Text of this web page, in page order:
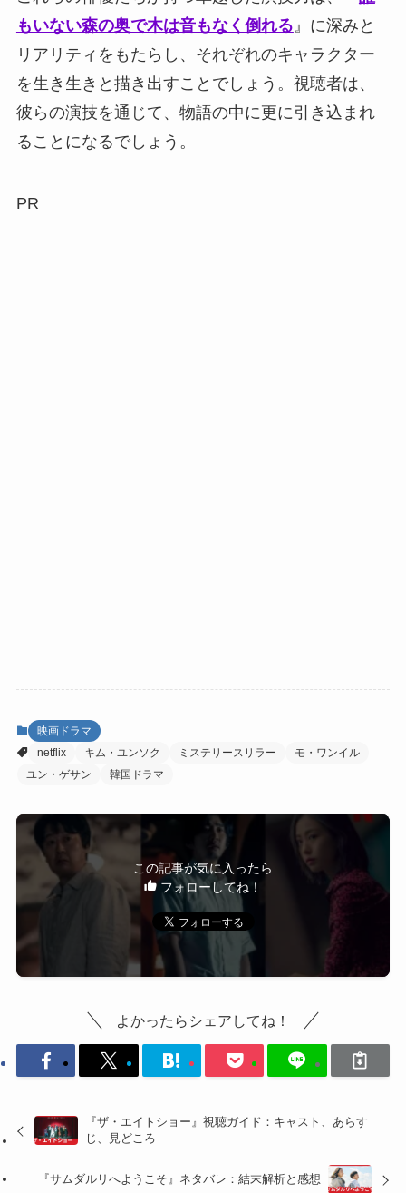
もいない森の奥で木は音もなく倒れる 』に深みと
リアリティをもたらし、それぞれのキャラクター
を生き生きと描き出すことでしょう。視聴者は、
彼らの演技を通じて、物語の中に更に引き込まれ
ることになるでしょう。
PR
映画ドラマ
netflix
キム・ユンソク ミステリースリラー
モ・ワンイル
ユン・ゲサン
韓国ドラマ
この記事が気に入ったら
フォローしてね！
よかったらシェアしてね！
『ザ・エイトショー』視聴ガイド：キャスト、あらす
じ、見どころ
『サムダルリへようこそ』ネタバレ：結末解析と感想